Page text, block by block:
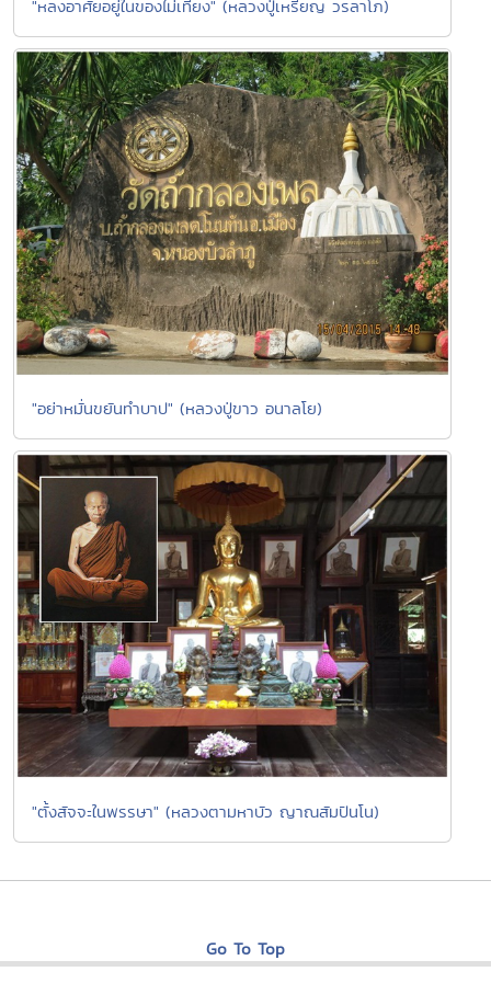
"หลงอาศัยอยู่ในของไม่เที่ยง" (หลวงปู่เหรียญ วรลาโภ)
"อย่าหมั่นขยันทำบาป" (หลวงปู่ขาว อนาลโย)
"ตั้งสัจจะในพรรษา" (หลวงตามหาบัว ญาณสัมปันโน)
Go To Top